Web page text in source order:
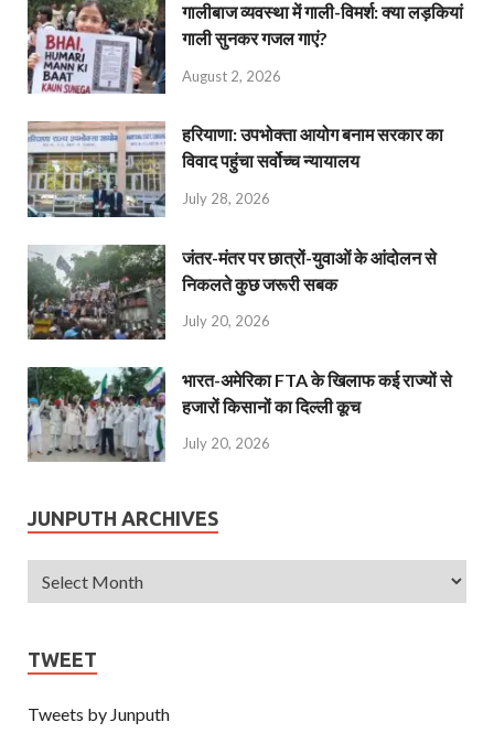
गालीबाज व्‍यवस्‍था में गाली-विमर्श: क्या लड़कियां
गाली सुनकर गजल गाएं?
August 2, 2026
हरियाणा: उपभोक्ता आयोग बनाम सरकार का
विवाद पहुंचा सर्वोच्च न्यायालय
July 28, 2026
जंतर-मंतर पर छात्रों-युवाओं के आंदोलन से
निकलते कुछ जरूरी सबक
July 20, 2026
भारत-अमेरिका FTA के खिलाफ कई राज्यों से
हजारों किसानों का दिल्ली कूच
July 20, 2026
JUNPUTH ARCHIVES
TWEET
Tweets by Junputh